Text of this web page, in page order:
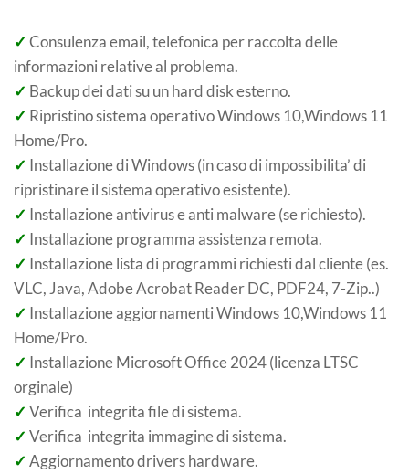
✓ Consulenza email, telefonica per raccolta delle
informazioni relative al problema.
✓ Backup dei dati su un hard disk esterno.
✓ Ripristino sistema operativo Windows 10,Windows 11
Home/Pro.
✓ Installazione di Windows (in caso di impossibilita’ di
ripristinare il sistema operativo esistente).
✓ Installazione antivirus e anti malware (se richiesto).
✓ Installazione programma assistenza remota.
✓ Installazione lista di programmi richiesti dal cliente (es.
VLC, Java, Adobe Acrobat Reader DC, PDF24, 7-Zip..)
✓ Installazione aggiornamenti Windows 10,Windows 11
Home/Pro.
✓ Installazione Microsoft Office 2024 (licenza LTSC
orginale)
✓ Verifica integrita file di sistema.
✓ Verifica integrita immagine di sistema.
✓ Aggiornamento drivers hardware.